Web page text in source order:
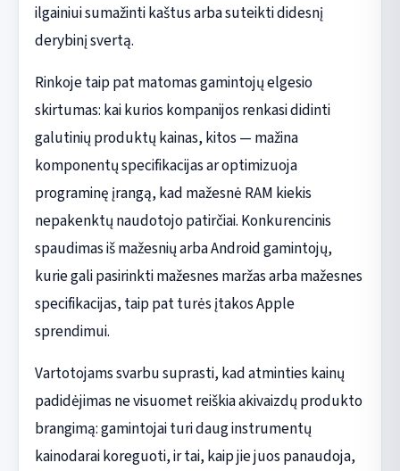
ilgainiui sumažinti kaštus arba suteikti didesnį
derybinį svertą.
Rinkoje taip pat matomas gamintojų elgesio
skirtumas: kai kurios kompanijos renkasi didinti
galutinių produktų kainas, kitos — mažina
komponentų specifikacijas ar optimizuoja
programinę įrangą, kad mažesnė RAM kiekis
nepakenktų naudotojo patirčiai. Konkurencinis
spaudimas iš mažesnių arba Android gamintojų,
kurie gali pasirinkti mažesnes maržas arba mažesnes
specifikacijas, taip pat turės įtakos Apple
sprendimui.
Vartotojams svarbu suprasti, kad atminties kainų
padidėjimas ne visuomet reiškia akivaizdų produkto
brangimą: gamintojai turi daug instrumentų
kainodarai koreguoti, ir tai, kaip jie juos panaudoja,